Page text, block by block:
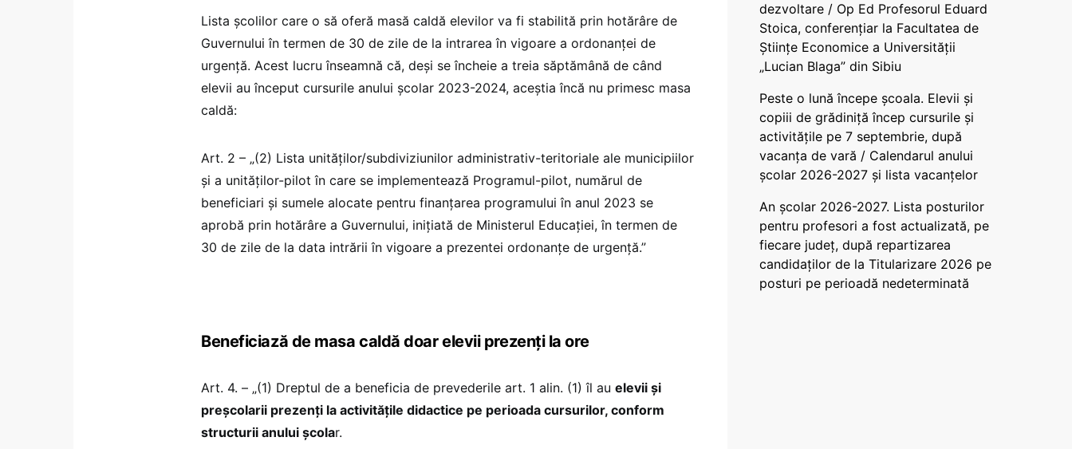
Lista școlilor care o să oferă masă caldă elevilor va fi stabilită prin hotărâre de
Guvernului în termen de 30 de zile de la intrarea în vigoare a ordonanței de
urgență. Acest lucru înseamnă că, deși se încheie a treia săptămână de când
elevii au început cursurile anului școlar 2023-2024, aceștia încă nu primesc masa
caldă:
Art. 2 – „(2) Lista unităților/subdiviziunilor administrativ-teritoriale ale municipiilor
și a unităților-pilot în care se implementează Programul-pilot, numărul de
beneficiari și sumele alocate pentru finanțarea programului în anul 2023 se
aprobă prin hotărâre a Guvernului, inițiată de Ministerul Educației, în termen de
30 de zile de la data intrării în vigoare a prezentei ordonanțe de urgență.”
Beneficiază de masa caldă doar elevii prezenți la ore
Art. 4. – „(1) Dreptul de a beneficia de prevederile art. 1 alin. (1) îl au elevii și
preșcolarii prezenți la activitățile didactice pe perioada cursurilor, conform
structurii anului școlar.
dezvoltare / Op Ed Profesorul Eduard
Stoica, conferențiar la Facultatea de
Științe Economice a Universității
„Lucian Blaga” din Sibiu
Peste o lună începe școala. Elevii și
copiii de grădiniță încep cursurile și
activitățile pe 7 septembrie, după
vacanța de vară / Calendarul anului
școlar 2026-2027 și lista vacanțelor
An școlar 2026-2027. Lista posturilor
pentru profesori a fost actualizată, pe
fiecare județ, după repartizarea
candidaților de la Titularizare 2026 pe
posturi pe perioadă nedeterminată